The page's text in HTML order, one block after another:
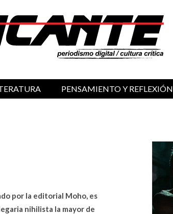
PENSAMIENTO Y REFLEXIÓN
por la editorial Moho, es
nihilista la mayor de